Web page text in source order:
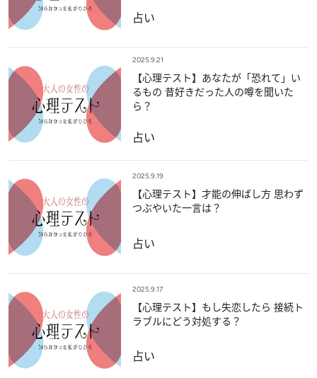
占い
2025.9.21
【心理テスト】あなたが「恐れて」い
るもの 昔好きだった人の噂を聞いた
ら？
占い
2025.9.19
【心理テスト】才能の伸ばし方 思わず
つぶやいた一言は？
占い
2025.9.17
【心理テスト】もし失恋したら 接続ト
ラブルにどう対処する？
占い